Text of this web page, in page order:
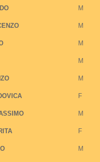
M
M
M
M
M
F
M
F
M